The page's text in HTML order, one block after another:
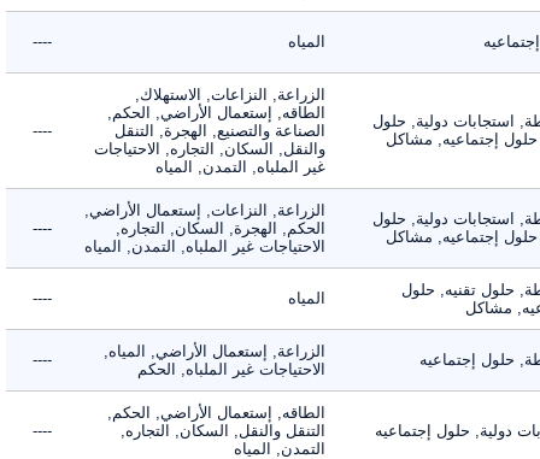
المياه ----
استجابات دولية, حلول
إجتماعيه, مشاكل
الزراعة, النزاعات, الاستهلاك,
الطاقه, إستعمال الأراضي, الحكم,
الصناعة والتصنيع, الهجرة, التنقل
والنقل, السكان, التجاره, الاحتياجات
غير الملباه, التمدن, المياه
----
استجابات دولية, حلول
إجتماعيه, مشاكل
الزراعة, النزاعات, إستعمال الأراضي,
الحكم, الهجرة, السكان, التجاره,
الاحتياجات غير الملباه, التمدن, المياه
----
حلول تقنيه, حلول
مشاكل
المياه ----
حلول إجتماعيه
الزراعة, إستعمال الأراضي, المياه,
الاحتياجات غير الملباه, الحكم
----
دولية, حلول إجتماعيه
الطاقه, إستعمال الأراضي, الحكم,
التنقل والنقل, السكان, التجاره,
التمدن, المياه
----